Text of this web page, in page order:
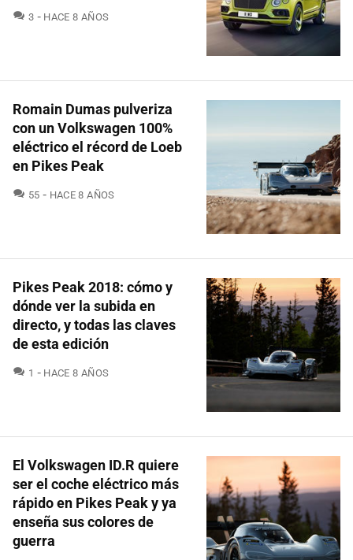
3 COMENTARIOS
HACE 8 AÑOS
Romain Dumas pulveriza
con un Volkswagen 100%
eléctrico el récord de Loeb
en Pikes Peak
55 COMENTARIOS
HACE 8 AÑOS
Pikes Peak 2018: cómo y
dónde ver la subida en
directo, y todas las claves
de esta edición
1 COMENTARIOS
HACE 8 AÑOS
El Volkswagen ID.R quiere
ser el coche eléctrico más
rápido en Pikes Peak y ya
enseña sus colores de
guerra